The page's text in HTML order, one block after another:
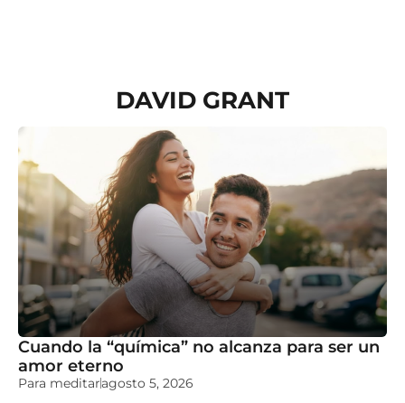
DAVID GRANT
Cuando la “química” no alcanza para ser un
amor eterno
Para meditaragosto 5, 2026